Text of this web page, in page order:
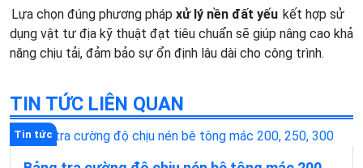
Lựa chọn đúng phương pháp xử lý nền đất yếu kết hợp sử
dụng vật tư địa kỹ thuật đạt tiêu chuẩn sẽ giúp nâng cao khả
năng chịu tải, đảm bảo sự ổn định lâu dài cho công trình.
TIN TỨC LIÊN QUAN
Tin tức